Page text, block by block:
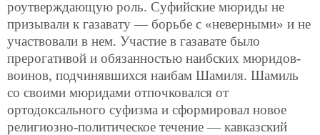
роутверждающую роль. Суфийские мюриды не
призывали к газавату — борьбе с «неверными» и не
участвовали в нем. Участие в газавате было
прерогативой и обязанностью наибских мюридов-
воинов, подчинявшихся наибам Шамиля. Шамиль
со своими мюридами отпочковался от
ортодоксального суфизма и сформировал новое
религиозно-политическое течение — кавказский